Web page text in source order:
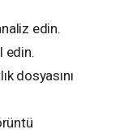
edin.
edin.
dosyasını